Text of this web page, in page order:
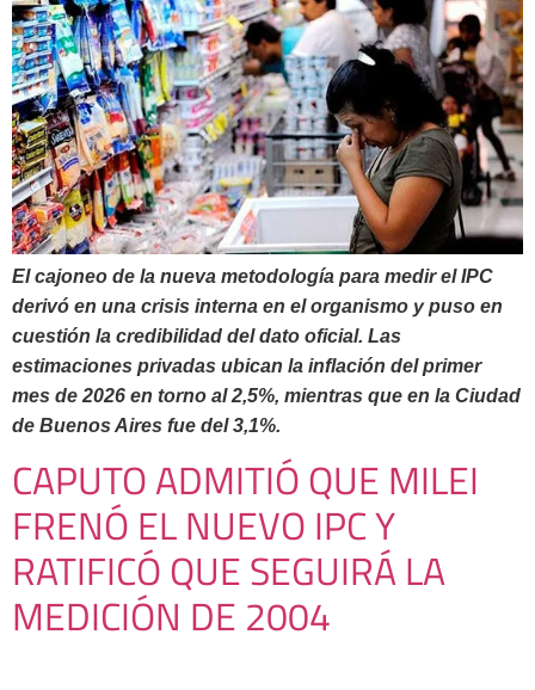
El cajoneo de la nueva metodología para medir el IPC
derivó en una crisis interna en el organismo y puso en
cuestión la credibilidad del dato oficial. Las
estimaciones privadas ubican la inflación del primer
mes de 2026 en torno al 2,5%, mientras que en la Ciudad
de Buenos Aires fue del 3,1%.
CAPUTO ADMITIÓ QUE MILEI
FRENÓ EL NUEVO IPC Y
RATIFICÓ QUE SEGUIRÁ LA
MEDICIÓN DE 2004